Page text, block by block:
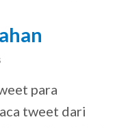
24, 2019
para
tweet dari